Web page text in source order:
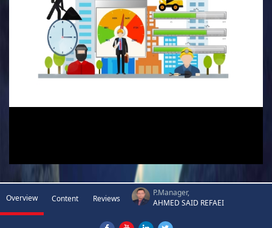
Overview Content Reviews
P.Manager,
AHMED SAID REFAEI